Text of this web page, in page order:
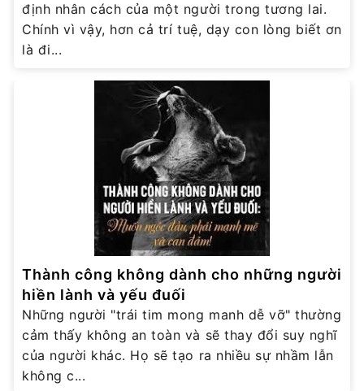
định nhân cách của một người trong tương lai.
Chính vì vậy, hơn cả trí tuệ, dạy con lòng biết ơn
là đi...
Thành công không dành cho những người
hiền lành và yếu đuối
Những người "trái tim mong manh dễ vỡ" thường
cảm thấy không an toàn và sẽ thay đổi suy nghĩ
của người khác. Họ sẽ tạo ra nhiều sự nhầm lẫn
không c...